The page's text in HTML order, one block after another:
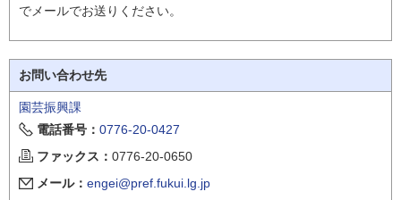
でメールでお送りください。
お問い合わせ先
園芸振興課
電話番号： 0776-20-0427
ファックス： 0776-20-0650
メール： engei@pref.fukui.lg.jp